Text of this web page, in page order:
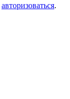
авторизоваться.